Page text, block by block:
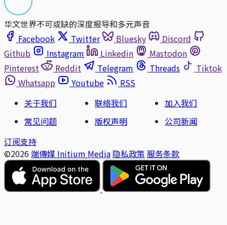
华文世界不可或缺的深度报导和多元声音
Facebook
Twitter Bluesky
Discord
Github
Instagram Linkedin
Mastodon
Pinterest
Reddit Telegram Threads
Tiktok
Whatsapp
Youtube
RSS
关于我们
联络我们
加入我们
常见问题
版权声明
公司新闻
订阅支持
©2026 端傳媒 Initium Media 隐私政策 服务条款